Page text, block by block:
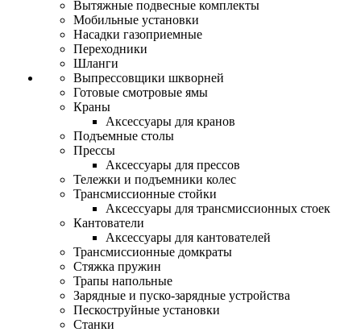
Вытяжные подвесные комплекты
Мобильные установки
Насадки газоприемные
Переходники
Шланги
Выпрессовщики шкворней
Готовые смотровые ямы
Краны
Аксессуары для кранов
Подъемные столы
Прессы
Аксессуары для прессов
Тележки и подъемники колес
Трансмиссионные стойки
Аксессуары для трансмиссионных стоек
Кантователи
Аксессуары для кантователей
Трансмиссионные домкраты
Стяжка пружин
Трапы напольные
Зарядные и пуско-зарядные устройства
Пескоструйные установки
Станки